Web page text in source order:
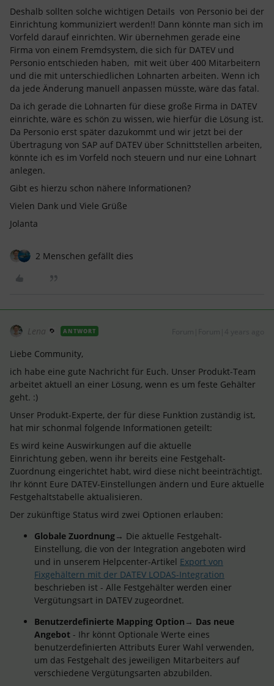
Deshalb sollten solche wichtigen Details von Personio bei der
Einrichtung kommuniziert werden!! Dann könnte man sich im
Vorfeld darauf einrichten. Wir übernehmen gerade eine
Firma von einem Fremdsystem, die sich für DATEV und
Personio entschieden haben, mit weit über 400 Mitarbeitern
und die mit unterschiedlichen Lohnarten arbeiten. Wenn ich
da jede Änderung manuell anpassen müsste, wäre das fatal.
Da ich gerade die Lohnarten für diese große Firma in DATEV
einrichte, wäre es schön zu wissen, wie hierfür die Lösung ist.
Da Personio erst später dazukommt und wir jetzt bei der
Übertragung von SAP auf DATEV über Schnittstellen arbeiten,
könnte ich es im Vorfeld noch steuern und nur eine Lohnart
anlegen.
Gibt es hierzu schon nähere Informationen?
Vielen Dank und Viele Grüße
Jolanta
2 Menschen gefällt dies
Lena ANTWORT
Liebe Community,
ich habe eine gute Nachricht für Euch. Unser Produkt-Team
arbeitet aktuell an einer Lösung, wenn es um feste Gehälter
geht. :)
Unser Produkt-Experte, der für diese Funktion zuständig ist,
hat mir schonmal folgende Informationen geteilt:
Es wird keine Auswirkungen auf die aktuelle
Einrichtung geben, wenn ihr bereits eine Festgehalt-
Zuordnung eingerichtet habt, wird diese nicht beeinträchtigt.
Ihr könnt Eure DATEV-Einstellungen ändern und Eure aktuelle
Festgehaltstabelle aktualisieren.
Der zukünftige Status wird zwei Optionen erlauben:
Globale Zuordnung→ Die aktuelle Festgehalt-
Einstellung, die von der Integration angeboten wird
und in unserem Helpcenter-Artikel Export von
Fixgehältern mit der DATEV LODAS-Integration
beschrieben ist - Alle Festgehälter werden einer
Vergütungsart in DATEV zugeordnet.
Benutzerdefinierte Mapping Option → Das neue
Angebot - Ihr könnt Optionale Werte eines
benutzerdefinierten Attributs Eurer Wahl verwenden,
um das Festgehalt des jeweiligen Mitarbeiters auf
verschiedene Vergütungsarten abzubilden.